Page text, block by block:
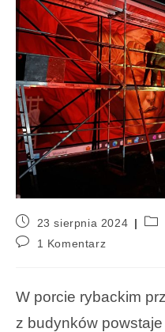
23 sierpnia 2024
1 Komentarz
W porcie rybackim
z budynków powstaje